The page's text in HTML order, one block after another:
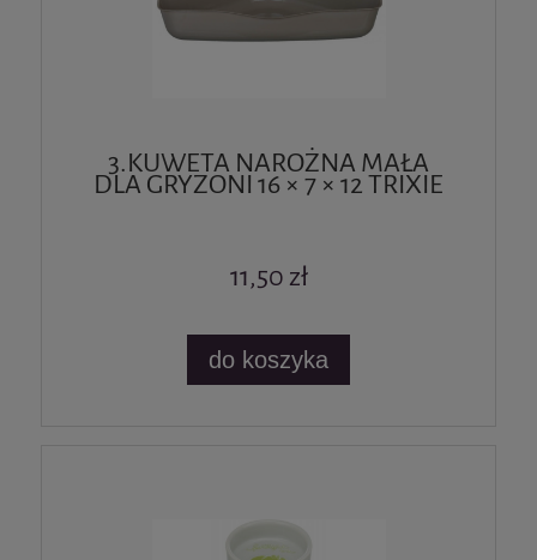
3.KUWETA NAROŻNA MAŁA
DLA GRYZONI 16 × 7 × 12 TRIXIE
11,50 zł
do koszyka